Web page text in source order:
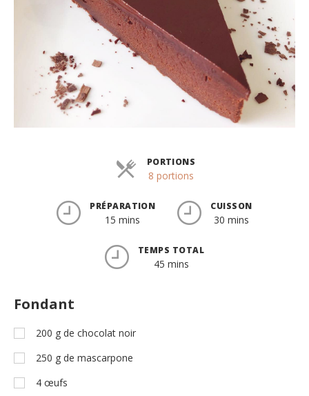
PORTIONS
8 portions
PRÉPARATION
15 mins
CUISSON
30 mins
TEMPS TOTAL
45 mins
Fondant
200 g de chocolat noir
250 g de mascarpone
4 œufs